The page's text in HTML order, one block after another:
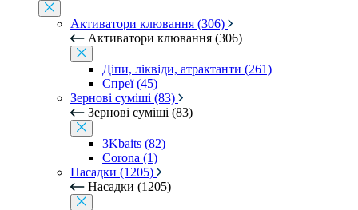
Активатори клювання (306)
Активатори клювання (306)
Діпи, ліквіди, атрактанти (261)
Спреї (45)
Зернові суміші (83)
Зернові суміші (83)
3Kbaits (82)
Corona (1)
Насадки (1205)
Насадки (1205)